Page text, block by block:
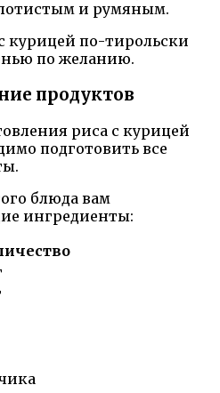
и румяным.
курицей по-тирольски
по желанию.
продуктов
риса с курицей
подготовить все
блюда вам
ингредиенты: